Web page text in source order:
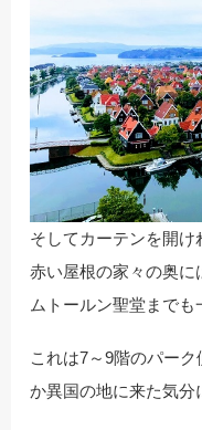
そしてカーテンを開け
赤い屋根の家々の奥に
ムトールン聖堂までも
これは7～9階のパー
か異国の地に来た気分